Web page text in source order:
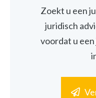
Zoekt u een
juridisch
voordat u